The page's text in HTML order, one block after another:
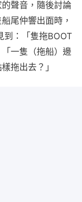
聲音，隨後討論
尾仲響出面時，
到：「隻拖BOOT
一隻（拖船）邊
拖出去？」